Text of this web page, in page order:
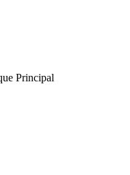
Principal